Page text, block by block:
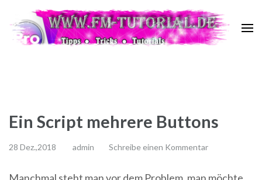
Inhalt
springen
Ein Script mehrere Buttons
28 Dez.,2018 admin Schreibe einen Kommentar